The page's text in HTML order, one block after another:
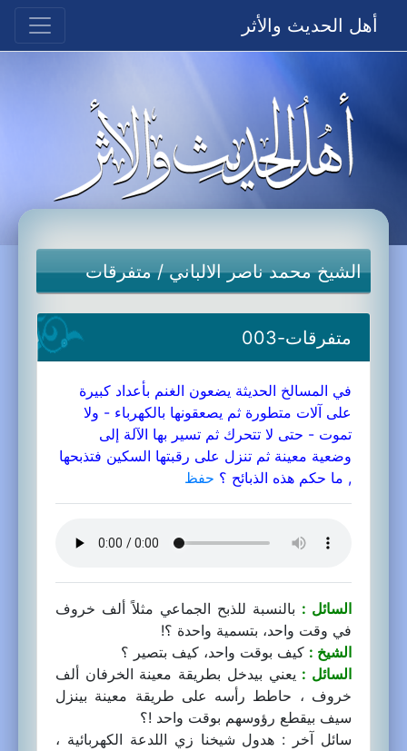
أهل الحديث والأثر
الشيخ محمد ناصر الالباني/متفرقات
متفرقات-003
في المسالخ الحديثة يضعون الغنم بأعداد كبيرة
على آلات متطورة ثم يصعقونها بالكهرباء - ولا
تموت - حتى لا تتحرك ثم تسير بها الآلة إلى
وضعية معينة ثم تنزل على رقبتها السكين فتذبحها
, ما حكم هذه الذبائح ؟ حفظ
السائل : بالنسبة للذبح الجماعي مثلاً ألف خروف
في وقت واحد، بتسمية واحدة ؟!
الشيخ : كيف بوقت واحد، كيف بتصير ؟
السائل : يعني بيدخل بطريقة معينة الخرفان ألف
خروف ، حاطط رأسه على طريقة معينة بينزل
سيف بيقطع رؤوسهم بوقت واحد !؟
سائل آخر : هدول شيخنا زي اللدعة الكهربائية ،